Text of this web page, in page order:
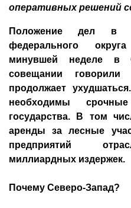
оперативных решений
Положение дел в
федерального
минувшей неделе в
совещании
продолжает
необходимы
государства. В том
аренды за лесные
предприятий
миллиардных издержек.
Почему Северо-Запад?